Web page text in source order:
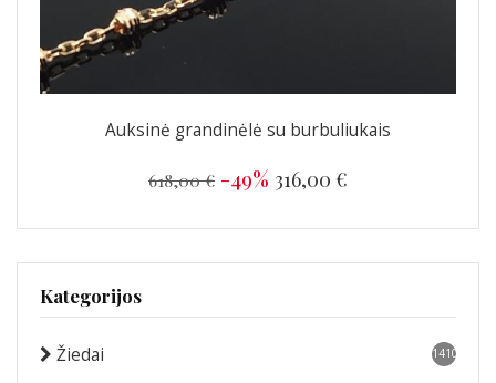
Auksinė grandinėlė su burbuliukais
618,00 € -49% 316,00 €
Kategorijos
Žiedai 1410